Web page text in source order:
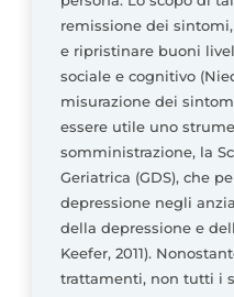
remissione dei
e ripristinare buoni
sociale e cognitivo
misurazione dei
essere utile uno
somministrazione, la
Geriatrica (GDS), che
depressione negli
della depressione e
Keefer, 2011).
trattamenti, non tutti i